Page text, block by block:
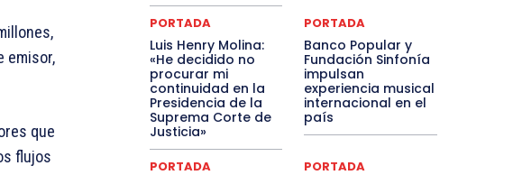
emisor,
que
flujos
PORTADA
Luis Henry Molina:
«He decidido no
procurar mi
continuidad en la
Presidencia de la
Suprema Corte de
Justicia»
PORTADA
Banco Popular y
Fundación Sinfonía
impulsan
experiencia musical
internacional en el
país
PORTADA PORTADA